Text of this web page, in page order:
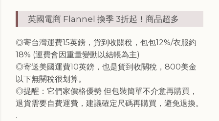
英國電商 Flannel 換季 3折起！商品超多
◎寄台灣運費15英鎊，貨到收關稅，包包12%/衣服約
18% (運費會因重量變動以結帳為主)
◎寄送美國運費10英鎊，也是貨到收關稅，800美金
以下無關稅很划算。
◎提醒：它們家價格優勢 但包裝簡單不介意再購買，
退貨需要自費運費，建議確定尺碼再購買，避免退換。
.